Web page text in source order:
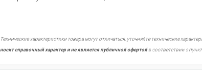
Технические характеристики товара могут отличаться, уточняйте технические
носит справочный характер и не является публичной офертойв соответствии с